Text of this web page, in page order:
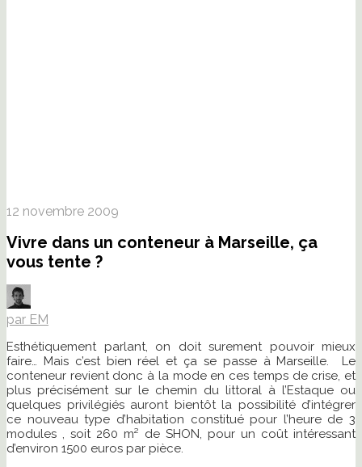
12 novembre 2009
Vivre dans un conteneur à Marseille, ça
vous tente ?
par EM
Esthétiquement parlant, on doit surement pouvoir mieux
faire… Mais c’est bien réel et ça se passe à Marseille. Le
conteneur revient donc à la mode en ces temps de crise, et
plus précisément sur le chemin du littoral à l’Estaque ou
quelques privilégiés auront bientôt la possibilité d’intégrer
ce nouveau type d’habitation constitué pour l’heure de 3
modules , soit 260 m² de SHON, pour un coût intéressant
d’environ 1500 euros par pièce.